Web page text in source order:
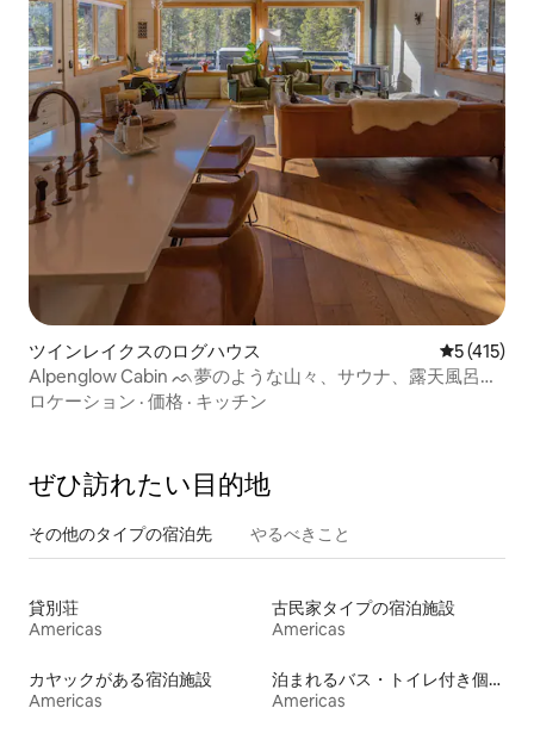
ツインレイクスのログハウス レビュー
5 (415)
Alpenglow Cabin ᨒ夢のような山々、サウナ、露天風呂・
ジャグジー
ロケーション · 価格 · キッチン
ぜひ訪⁠れ⁠た⁠い目⁠的⁠地
その他のタ⁠イ⁠プ⁠の宿⁠泊⁠先 やるべきこと
貸別荘
Americas
古民家タイプの宿泊施設
Americas
カヤックがある宿泊施設
Americas
泊まれるバス・トイレ付き個室
Americas